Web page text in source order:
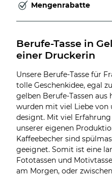
Mengenrabatte
Berufe-Tasse in
einer Druckerin
Unsere Berufe-Tasse für
tolle Geschenkidee, egal
gelben Berufe-Tassen
wurden mit viel Liebe von
designt. Mit viel
unserer eigenen
Kaffeebecher sind
geeignet. Somit ist eine
Fototassen und
am Morgen, oder